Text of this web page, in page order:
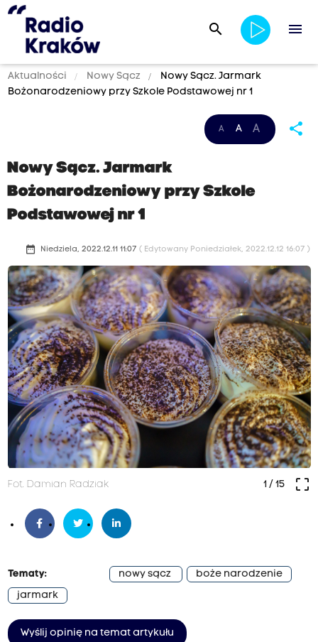
search menu
Aktualności Nowy Sącz
Nowy Sącz. Jarmark
Bożonarodzeniowy przy Szkole Podstawowej nr 1
A A A share
Nowy Sącz. Jarmark
Bożonarodzeniowy przy Szkole
Podstawowej nr 1
date_range Niedziela, 2022.12.11 11:07 ( Edytowany Poniedziałek, 2022.12.12 16:07 )
Fot. Damian Radziak crop_free
1/ 15
Tematy: nowy sącz
boże narodzenie
jarmark
Wyślij opinię na temat artykułu